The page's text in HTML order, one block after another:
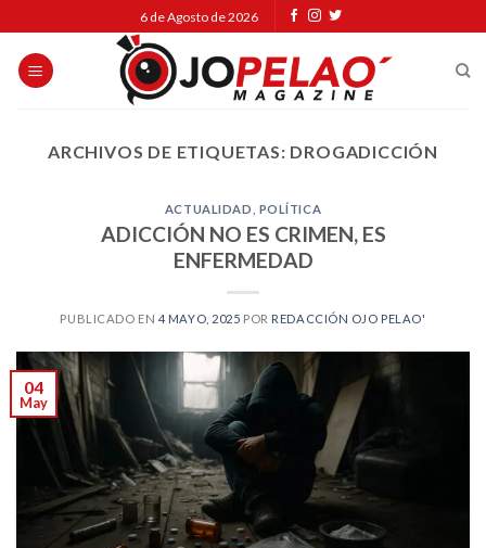
to
content
6 de Agosto de 2026
ARCHIVOS DE ETIQUETAS: DROGADICCIÓN
ACTUALIDAD POLÍTICA
ADICCIÓN NO ES CRIMEN, ES
ENFERMEDAD
PUBLICADO EN 4 MAYO, 2025 POR REDACCIÓN OJO PELAO'
04
May